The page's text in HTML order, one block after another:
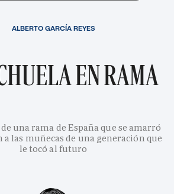
EN RAMA
una rama de España que se amarró
a las muñecas de una generación que
le tocó al futuro
ALBERTO GARCÍA REYES